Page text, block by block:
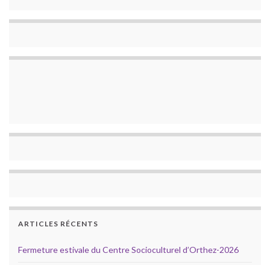
ARTICLES RÉCENTS
Fermeture estivale du Centre Socioculturel d’Orthez-2026